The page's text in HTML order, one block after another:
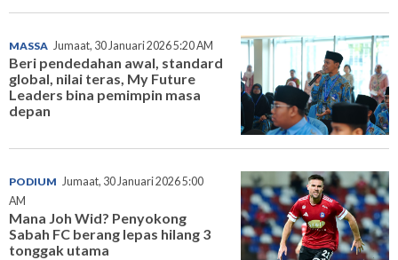
MASSA Jumaat, 30 Januari 2026 5:20 AM
Beri pendedahan awal, standard
global, nilai teras, My Future
Leaders bina pemimpin masa
depan
PODIUM Jumaat, 30 Januari 2026 5:00
AM
Mana Joh Wid? Penyokong
Sabah FC berang lepas hilang 3
tonggak utama